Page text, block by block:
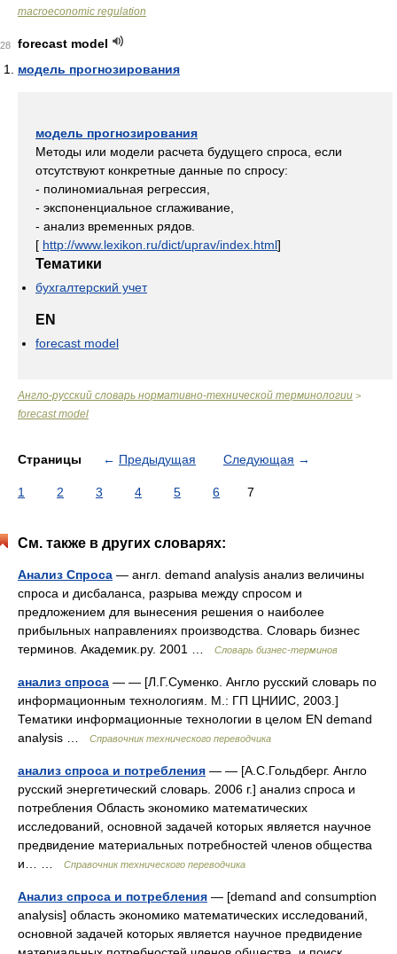
macroeconomic regulation
forecast model
модель прогнозирования
модель прогнозирования
Методы или модели расчета будущего спроса, если
отсутствуют конкретные данные по спросу:
- полиномиальная регрессия,
- экспоненциальное сглаживание,
- анализ временных рядов.
[ http://www.lexikon.ru/dict/uprav/index.html]
Тематики
бухгалтерский учет
EN
forecast model
Англо-русский словарь нормативно-технической терминологии >
forecast model
Страницы ← Предыдущая Следующая →
1 2 3 4 5 6 7
См. также в других словарях:
Анализ Спроса — англ. demand analysis анализ величины
спроса и дисбаланса, разрыва между спросом и
предложением для вынесения решения о наиболее
прибыльных направлениях производства. Словарь бизнес
терминов. Академик.ру. 2001 …
Словарь бизнес-терминов
анализ спроса — — [Л.Г.Суменко. Англо русский словарь по
информационным технологиям. М.: ГП ЦНИИС, 2003.]
Тематики информационные технологии в целом EN demand
analysis …
Справочник технического переводчика
анализ спроса и потребления — — [А.С.Гольдберг. Англо
русский энергетический словарь. 2006 г.] анализ спроса и
потребления Область экономико математических
исследований, основной задачей которых является научное
предвидение материальных потребностей членов общества
и… …
Справочник технического переводчика
Анализ спроса и потребления — [demand and consumption
ana­lysis] область экономико математических исследований,
основной задачей которых является научное предвидение